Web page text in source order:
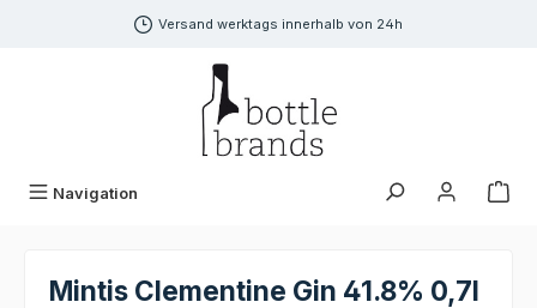
Versand werktags innerhalb von 24h
Navigation
Mintis Clementine Gin 41.8% 0,7l